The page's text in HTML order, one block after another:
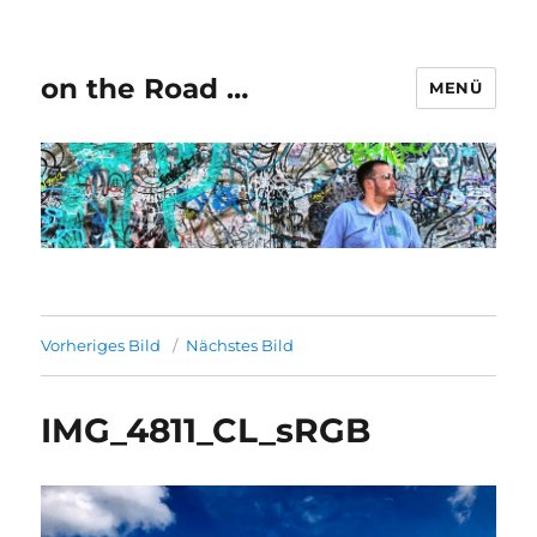
on the Road … MENÜ
Vorheriges Bild Nächstes Bild
IMG_4811_CL_sRGB